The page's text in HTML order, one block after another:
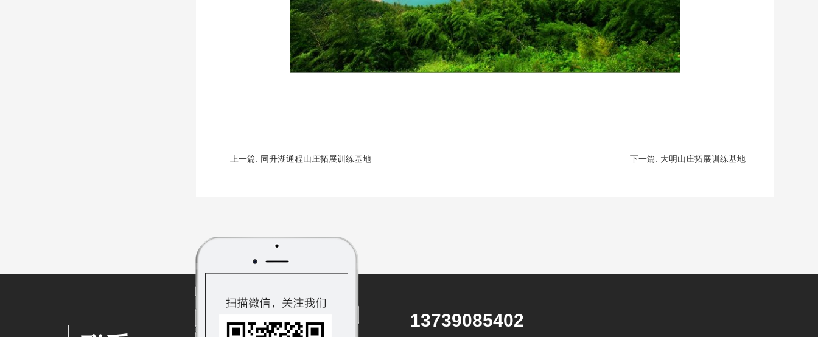
上一篇: 同升湖通程山庄拓展训练基地 下一篇: 大明山庄拓展训练基地
13739085402